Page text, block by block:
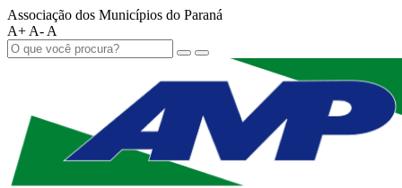
Associação dos Municípios do Paraná
A+ A- A